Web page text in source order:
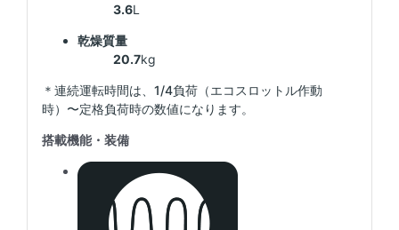
3.6L
乾燥質量
20.7kg
＊連続運転時間は、1/4負荷（エコスロットル作動
時）〜定格負荷時の数値になります。
搭載機能・装備